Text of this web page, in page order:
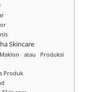
Skincare
atau Produksi
Produk